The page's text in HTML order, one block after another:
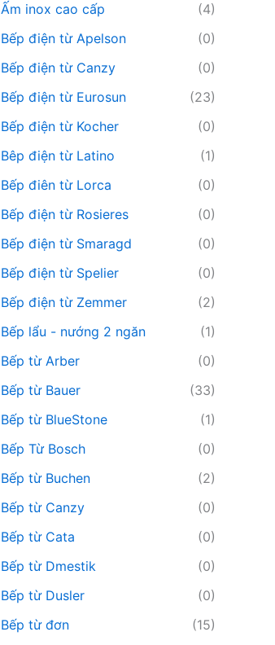
Ấm inox cao cấp
(4)
Bếp điện từ Apelson
(0)
Bếp điện từ Canzy
(0)
Bếp điện từ Eurosun
(23)
Bếp điện từ Kocher
(0)
Bêp điện từ Latino
(1)
Bếp điên từ Lorca
(0)
Bếp điện từ Rosieres
(0)
Bếp điện từ Smaragd
(0)
Bếp điện từ Spelier
(0)
Bếp điện từ Zemmer
(2)
Bếp lẩu - nướng 2 ngăn
(1)
Bếp từ Arber
(0)
Bếp từ Bauer
(33)
Bếp từ BlueStone
(1)
Bếp Từ Bosch
(0)
Bếp từ Buchen
(2)
Bếp từ Canzy
(0)
Bếp từ Cata
(0)
Bếp từ Dmestik
(0)
Bếp từ Dusler
(0)
Bếp từ đơn
(15)